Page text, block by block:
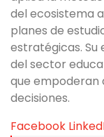
del ecosistema
planes de
estratégicas. Su
del sector
que empoderan
decisiones.
Facebook